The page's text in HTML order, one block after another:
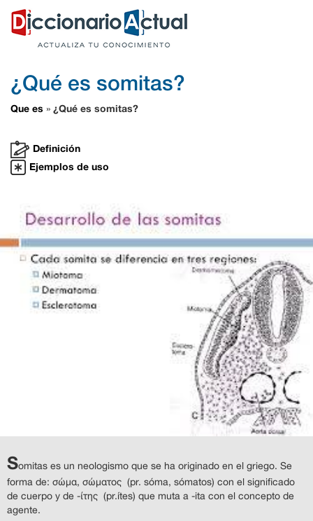
¿Qué es somitas?
Que es » ¿Qué es somitas?
Definición
Ejemplos de uso
Somitas es un neologismo que se ha originado en el griego. Se
forma de: σώμα, σώματος (pr. sóma, sómatos) con el significado
de cuerpo y de -ίτης (pr.ítes) que muta a -ita con el concepto de
agente.